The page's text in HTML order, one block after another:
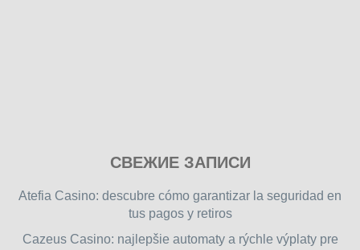
free
games
СВЕЖИЕ ЗАПИСИ
Atefia Casino: descubre cómo garantizar la seguridad en
tus pagos y retiros
Cazeus Casino: najlepšie automaty a rýchle výplaty pre